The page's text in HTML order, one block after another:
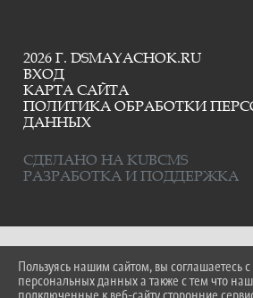
2026 Г. DSMAYACHOK.RU
ВХОД
КАРТА САЙТА
ПОЛИТИКА ОБРАБОТКИ
ДАННЫХ
СДЕЛАНО НА KUBCMS
РАЗРАБОТКА И ПОДДЕРЖКА
Пользуясь нашим сайтом, вы соглашаетесь
персональных данных а также с тем что наш